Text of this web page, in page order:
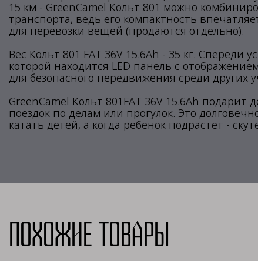
15 км - GreenCamel Кольт 801 можно
транспорта, ведь его компактность
для перевозки вещей (продаются отдельно).
Вес Кольт 801 FAT 36V 15.6Ah - 35 кг. Спереди
которой находится LED панель с
для безопасного передвижения среди других
GreenCamel Кольт 801FAT 36V 15.6Ah
поездок по делам или прогулок. Это
катать детей, а когда ребенок подрастет -
Похожие товары